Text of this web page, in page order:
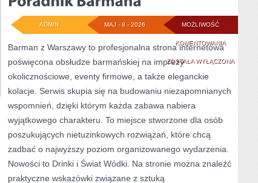
MOŻLIWOŚĆ
KOMENTOWANIAPORADNIK
BARMANA
ZOSTAŁA WYŁĄCZONA
MAJ - 8 - 2026
ADMIN
Barman z Warszawy to profesjonalna strona internetowa
poświęcona obsłudze barmańskiej na imprezy
okolicznościowe, eventy firmowe, a także eleganckie
kolacje. Serwis skupia się na budowaniu niezapomnianych
wspomnień, dzięki którym każda zabawa nabiera
wyjątkowego charakteru. To miejsce stworzone dla osób
poszukujących nietuzinkowych rozwiązań, które chcą
zadbać o najwyższy poziom organizowanego wydarzenia.
Nowości to Drinki i Świat Wódki. Na stronie można znaleźć
praktyczne wskazówki związane z sztuką